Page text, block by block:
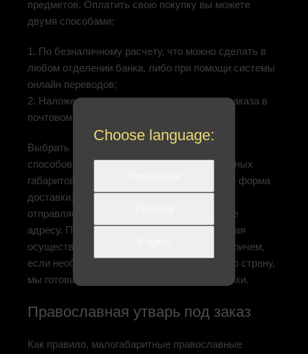
предметов. Оплатить свою покупку вы можете
двумя способами:
1. По безналичному расчету, что можно сделать в
любом отделении банка, либо при помощи системы
онлайн переводов;
2. Наложенным платежом, при получении заказа в
почтовом отделении.
Выбрать можно любой из предложенных
способов. Так как у нас есть продукция разных
габаритов, для каждой предусмотрена своя форма
доставки. Изделия больших размеров мы
отправляем фурами, по указанному заранее
адресу. Плюс, возможна и установка, которая
осуществляется сразу же по получению. Причем,
если необходима транспортировка в другую страну,
мы готовы взять на себя процесс растаможки.
Православная утварь под заказ
Как правило, малогабаритные православные
Choose language: